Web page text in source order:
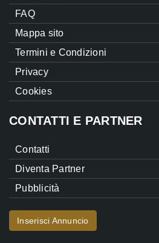
FAQ
Mappa sito
Termini e Condizioni
Privacy
Cookies
CONTATTI E PARTNER
Contatti
Diventa Partner
Pubblicità
Inserisci Annuncio